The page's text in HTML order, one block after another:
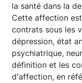
la santé dans la
Cette affection
contrats sous les
dépression, état
psychiatrique,
définition et les
d'affection, en